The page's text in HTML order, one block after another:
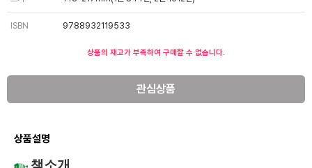
ISBN 9788932119533
상품의 재고가 부족하여 구매할 수 없습니다.
관심상품
상품설명
책소개